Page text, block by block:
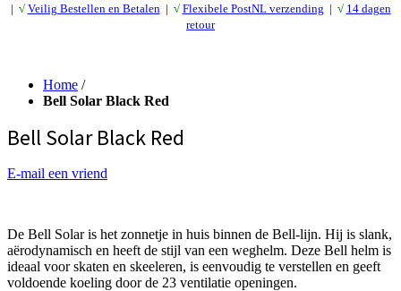
| √ Veilig Bestellen en Betalen | √ Flexibele PostNL verzending | √ 14 dagen
retour
Home /
Bell Solar Black Red
Bell Solar Black Red
E-mail een vriend
De Bell Solar is het zonnetje in huis binnen de Bell-lijn. Hij is slank,
aërodynamisch en heeft de stijl van een weghelm. Deze Bell helm is
ideaal voor skaten en skeeleren, is eenvoudig te verstellen en geeft
voldoende koeling door de 23 ventilatie openingen.